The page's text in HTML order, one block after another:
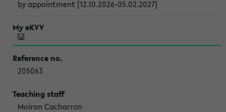
by appointment [12.10.2026-05.02.2027]
205063
Moiron Cacharron